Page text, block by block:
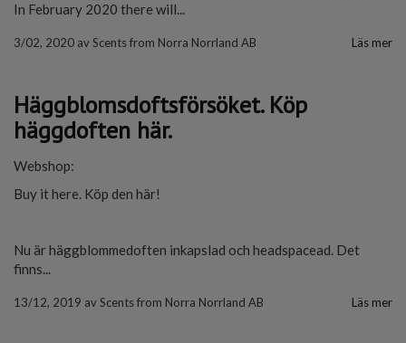
In February 2020 there will...
3/02, 2020 avScents from Norra Norrland AB Läs mer
Häggblomsdoftsförsöket. Köp
häggdoften här.
Webshop:
Buy it here. Köp den här!
Nu är häggblommedoften inkapslad och headspacead. Det
finns...
13/12, 2019 avScents from Norra Norrland AB Läs mer